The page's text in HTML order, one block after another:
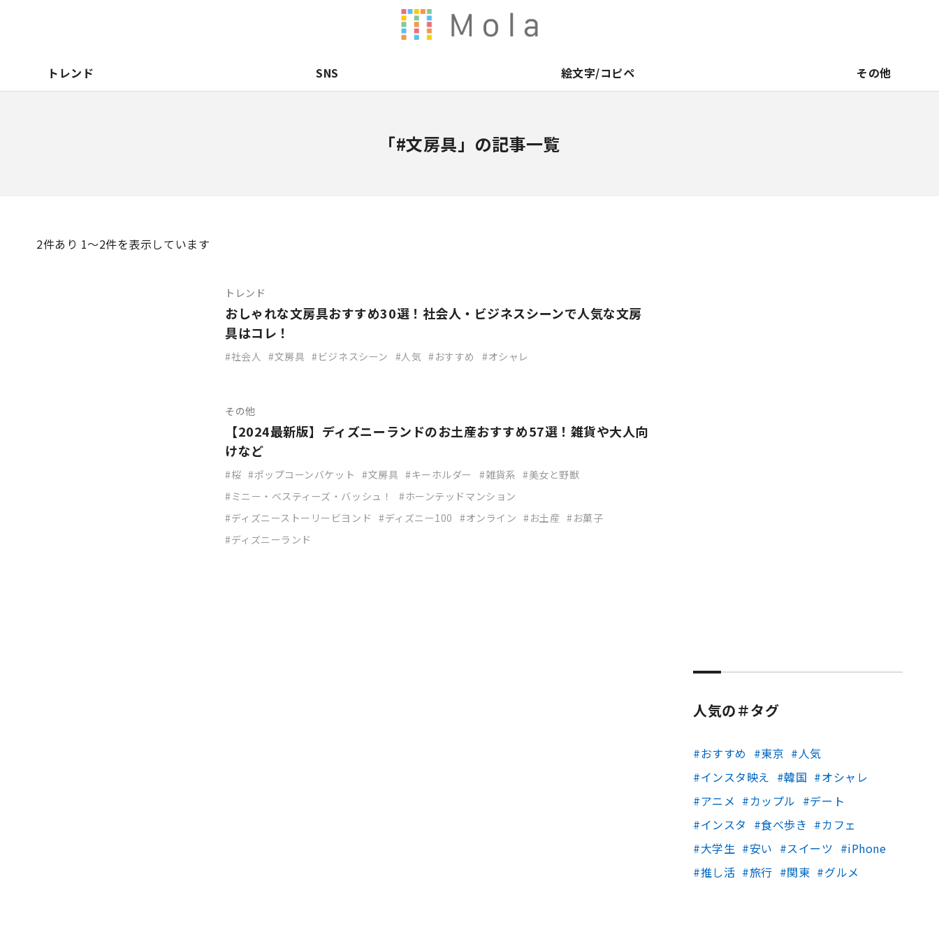
トレンド SNS 絵文字/コピペ その他
「#文房具」の記事一覧
2件あり 1〜2件を表示しています
トレンド
おしゃれな文房具おすすめ30選！社会人・ビジネスシーンで人気な文房
具はコレ！
社会人 文房具 ビジネスシーン 人気 おすすめ オシャレ
その他
【2024最新版】ディズニーランドのお土産おすすめ57選！雑貨や大人向
けなど
桜 ポップコーンバケット 文房具 キーホルダー 雑貨系
美女と野獣
ミニー・べスティーズ・バッシュ！
ホーンテッドマンション
ディズニーストーリービヨンド
ディズニー100 オンライン お土産
お菓子
ディズニーランド
人気の＃タグ
おすすめ 東京
人気
インスタ映え
韓国
オシャレ
アニメ
カップル
デート
インスタ
食べ歩き
カフェ
大学生
安い スイーツ
iPhone
推し活
旅行 関東 グルメ